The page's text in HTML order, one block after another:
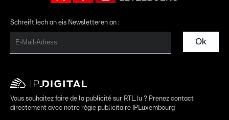
Schreift Iech an eis Newsletteren an :
Ok
Vous souhaitez faire de la publicité sur RTL.lu ? Prenez contact
directement avec notre régie publicitaire IPLuxembourg